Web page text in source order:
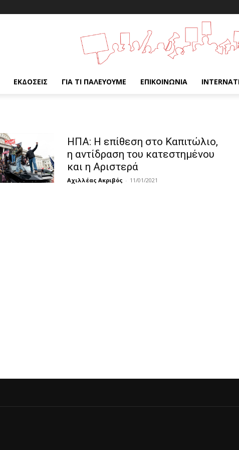
ΕΚΔΌΣΕΙΣ ΓΙΑ ΤΙ ΠΑΛΕΎΟΥΜΕ ΕΠΙΚΟΙΝΩΝΊΑ
ΗΠΑ: Η επίθεση στο Καπιτώλιο,
η αντίδραση του κατεστημένου
και η Αριστερά
Αχιλλέας Ακριβός - 11/01/2021